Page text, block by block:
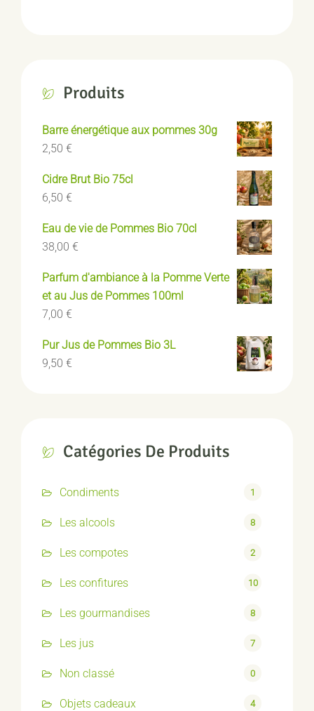
Produits
Barre énergétique aux pommes 30g
2,50 €
Cidre Brut Bio 75cl
6,50 €
Eau de vie de Pommes Bio 70cl
38,00 €
Parfum d'ambiance à la Pomme Verte
et au Jus de Pommes 100ml
7,00 €
Pur Jus de Pommes Bio 3L
9,50 €
Catégories De Produits
Condiments 1
Les alcools 8
Les compotes 2
Les confitures 10
Les gourmandises 8
Les jus 7
Non classé 0
Objets cadeaux 4